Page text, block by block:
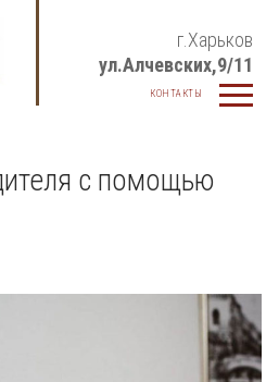
г.Харьков
ул.Алчевских,9/11
КОНТАКТЫ
с помощью